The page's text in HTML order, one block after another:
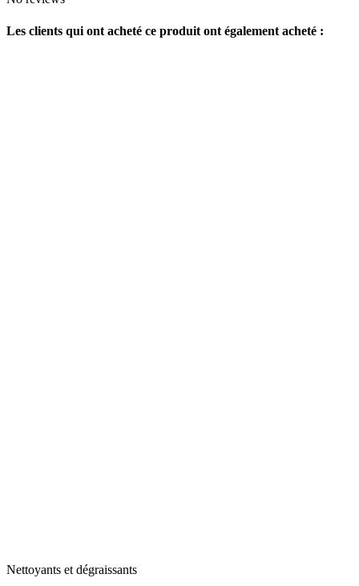
Les clients qui ont acheté ce produit ont également acheté :
Nettoyants et dégraissants